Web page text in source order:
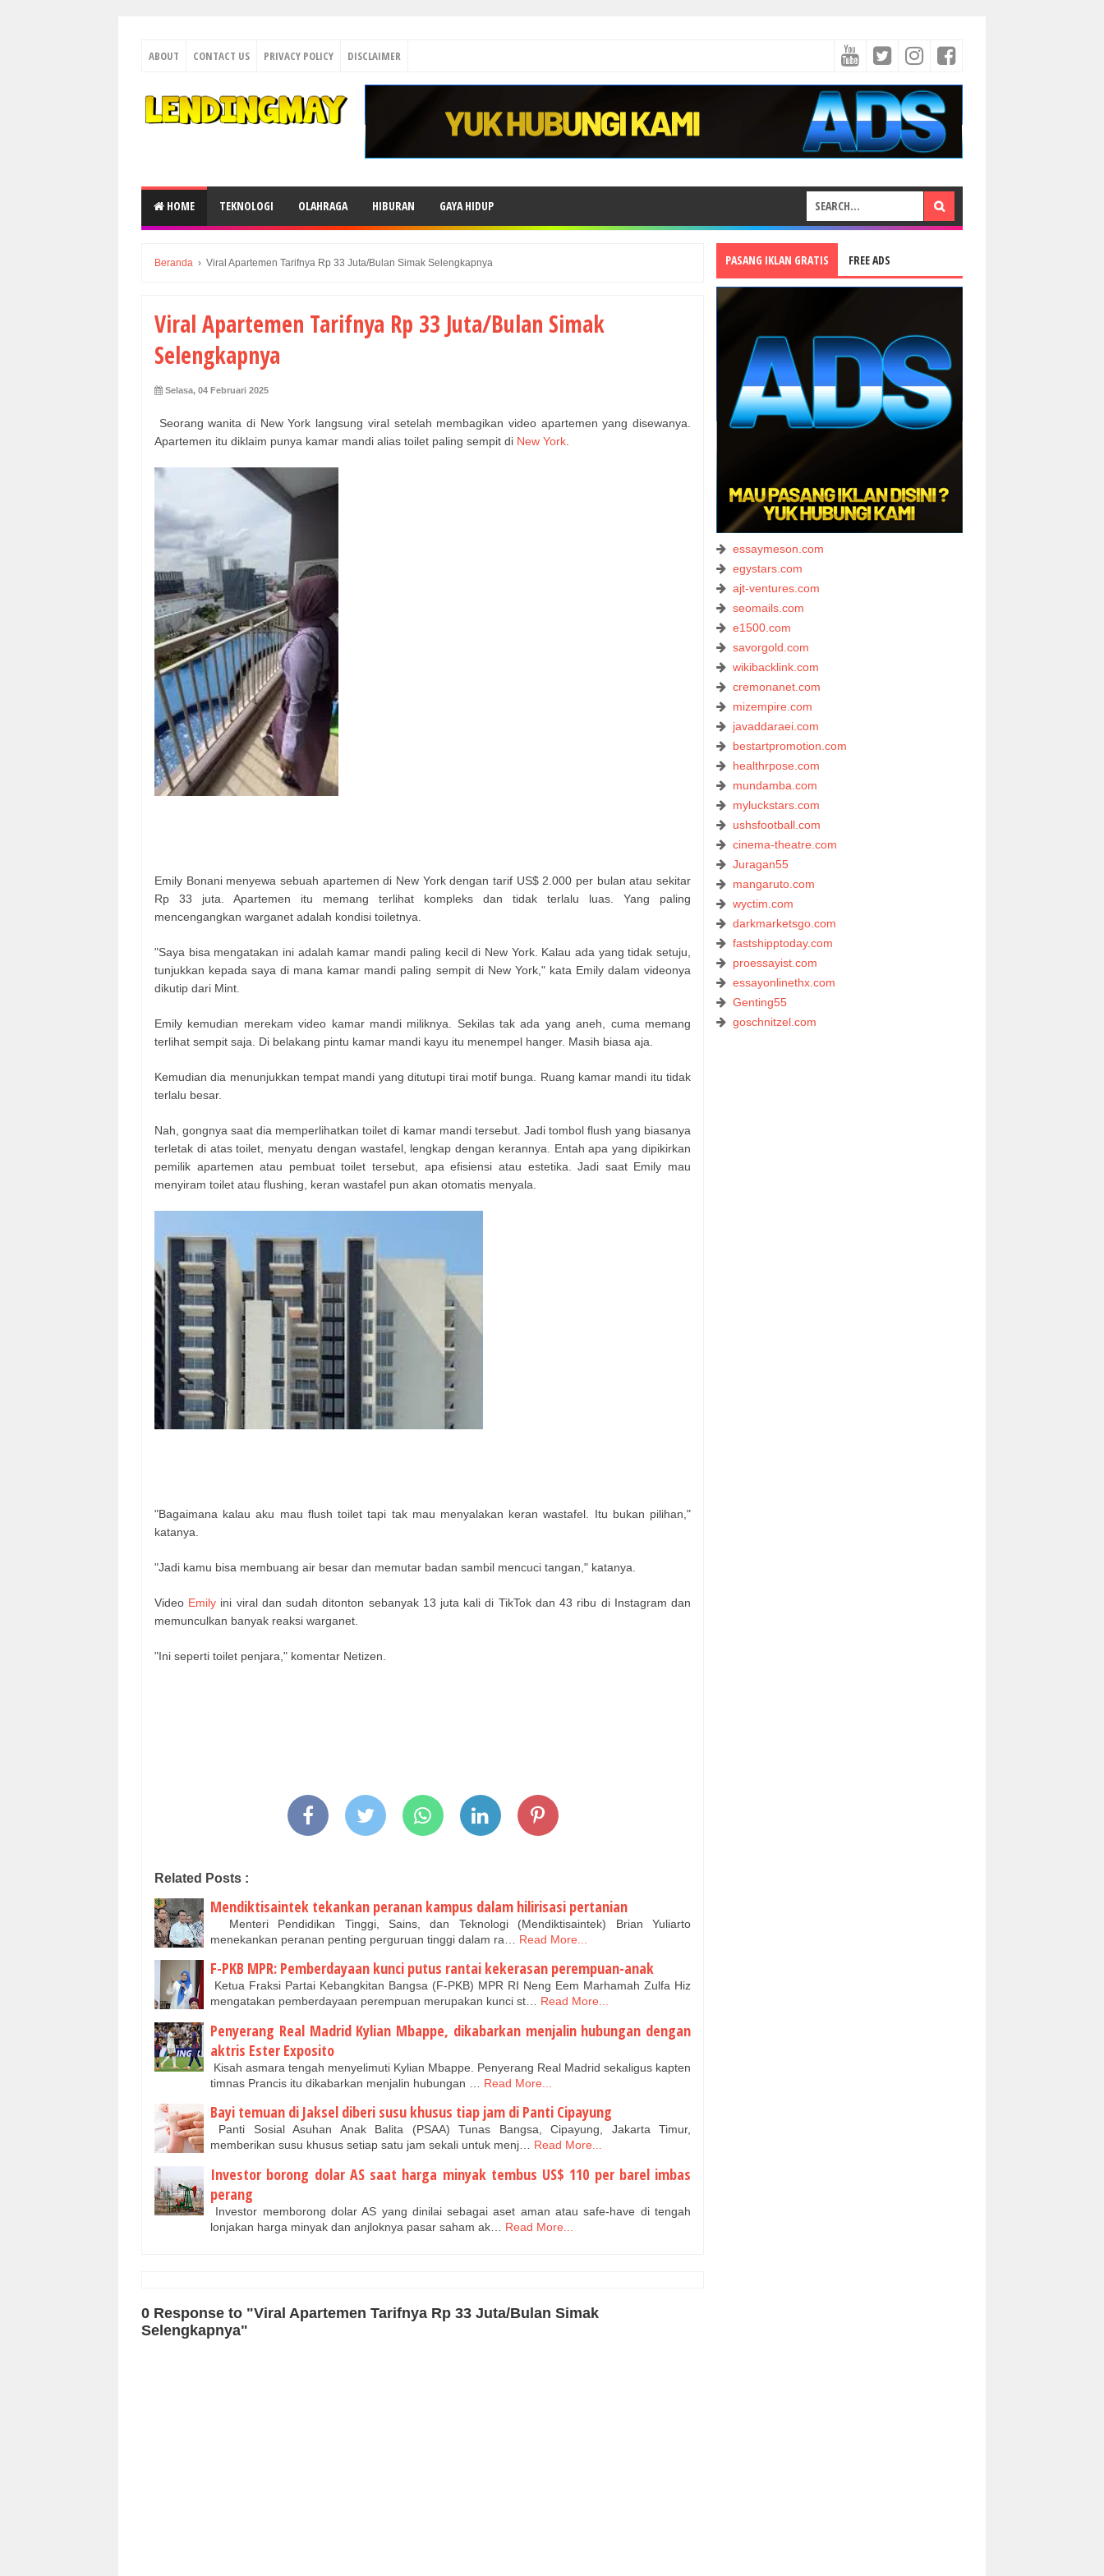
ABOUT CONTACT US PRIVACY POLICY DISCLAIMER
HOME TEKNOLOGI OLAHRAGA HIBURAN GAYA HIDUP
Beranda › Viral Apartemen Tarifnya Rp 33 Juta/Bulan Simak Selengkapnya
Viral Apartemen Tarifnya Rp 33 Juta/Bulan Simak
Selengkapnya
Selasa, 04 Februari 2025
Seorang wanita di New York langsung viral setelah membagikan video apartemen yang disewanya.
Apartemen itu diklaim punya kamar mandi alias toilet paling sempit di New York
Emily Bonani menyewa sebuah apartemen di New York dengan tarif US$ 2.000 per bulan atau sekitar
Rp 33 juta. Apartemen itu memang terlihat kompleks dan tidak terlalu luas. Yang paling
mencengangkan warganet adalah kondisi toiletnya.
"Saya bisa mengatakan ini adalah kamar mandi paling kecil di New York. Kalau ada yang tidak setuju,
tunjukkan kepada saya di mana kamar mandi paling sempit di New York," kata Emily dalam videonya
dikutip dari Mint.
Emily kemudian merekam video kamar mandi miliknya. Sekilas tak ada yang aneh, cuma memang
terlihat sempit saja. Di belakang pintu kamar mandi kayu itu menempel hanger. Masih biasa aja.
Kemudian dia menunjukkan tempat mandi yang ditutupi tirai motif bunga. Ruang kamar mandi itu tidak
terlalu besar.
Nah, gongnya saat dia memperlihatkan toilet di kamar mandi tersebut. Jadi tombol flush yang biasanya
terletak di atas toilet, menyatu dengan wastafel, lengkap dengan kerannya. Entah apa yang dipikirkan
pemilik apartemen atau pembuat toilet tersebut, apa efisiensi atau estetika. Jadi saat Emily mau
menyiram toilet atau flushing, keran wastafel pun akan otomatis menyala.
"Bagaimana kalau aku mau flush toilet tapi tak mau menyalakan keran wastafel. Itu bukan pilihan,"
katanya.
"Jadi kamu bisa membuang air besar dan memutar badan sambil mencuci tangan," katanya.
Video Emily ini viral dan sudah ditonton sebanyak 13 juta kali di TikTok dan 43 ribu di Instagram dan
memunculkan banyak reaksi warganet.
"Ini seperti toilet penjara," komentar Netizen.
Related Posts :
Mendiktisaintek tekankan peranan kampus dalam hilirisasi pertanian
Menteri Pendidikan Tinggi, Sains, dan Teknologi (Mendiktisaintek) Brian Yuliarto
menekankan peranan penting perguruan tinggi dalam ra…
Read More...
F-PKB MPR: Pemberdayaan kunci putus rantai kekerasan perempuan-anak
Ketua Fraksi Partai Kebangkitan Bangsa (F-PKB) MPR RI Neng Eem Marhamah Zulfa Hiz
mengatakan pemberdayaan perempuan merupakan kunci st… Read More...
Penyerang Real Madrid Kylian Mbappe, dikabarkan menjalin hubungan dengan
aktris Ester Exposito
Kisah asmara tengah menyelimuti Kylian Mbappe. Penyerang Real Madrid sekaligus kapten
timnas Prancis itu dikabarkan menjalin hubungan …
Read More...
Bayi temuan di Jaksel diberi susu khusus tiap jam di Panti Cipayung
Panti Sosial Asuhan Anak Balita (PSAA) Tunas Bangsa, Cipayung, Jakarta Timur,
memberikan susu khusus setiap satu jam sekali untuk menj… Read More...
Investor borong dolar AS saat harga minyak tembus US$ 110 per barel imbas
perang
Investor memborong dolar AS yang dinilai sebagai aset aman atau safe-have di tengah
lonjakan harga minyak dan anjloknya pasar saham ak…
Read More...
0 Response to "Viral Apartemen Tarifnya Rp 33 Juta/Bulan Simak
Selengkapnya"
PASANG IKLAN GRATIS FREE ADS
essaymeson.com
egystars.com
ajt-ventures.com
seomails.com
e1500.com
savorgold.com
wikibacklink.com
cremonanet.com
mizempire.com
javaddaraei.com
bestartpromotion.com
healthrpose.com
mundamba.com
myluckstars.com
ushsfootball.com
cinema-theatre.com
Juragan55
mangaruto.com
wyctim.com
darkmarketsgo.com
fastshipptoday.com
proessayist.com
essayonlinethx.com
Genting55
goschnitzel.com